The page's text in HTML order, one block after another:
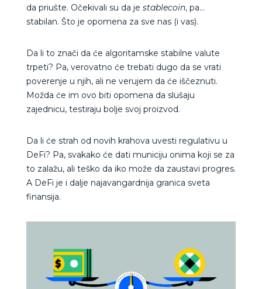
da priušte. Očekivali su da je stablecoin, pa…
stabilan. Što je opomena za sve nas (i vas).
Da li to znači da će algoritamske stabilne valute
trpeti? Pa, verovatno će trebati dugo da se vrati
poverenje u njih, ali ne verujem da će iščeznuti.
Možda će im ovo biti opomena da slušaju
zajednicu, testiraju bolje svoj proizvod.
Da li će strah od novih krahova uvesti regulativu u
DeFi? Pa, svakako će dati municiju onima koji se za
to zalažu, ali teško da iko može da zaustavi progres.
A DeFi je i dalje najavangardnija granica sveta
finansija.